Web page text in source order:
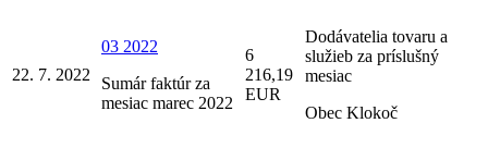
22. 7. 2022
03 2022
Sumár faktúr za
mesiac marec 2022
6
216,19
EUR
Dodávatelia tovaru a
služieb za príslušný
mesiac
Obec Klokoč